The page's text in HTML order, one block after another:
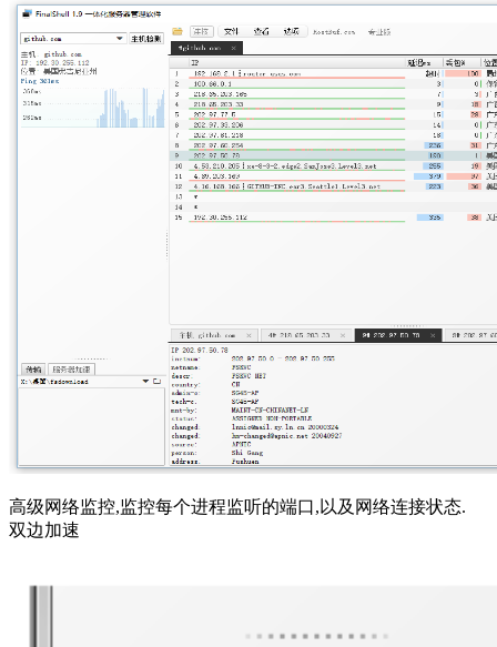
高级网络监控,监控每个进程监听的端口,以及网络连接状态.
双边加速